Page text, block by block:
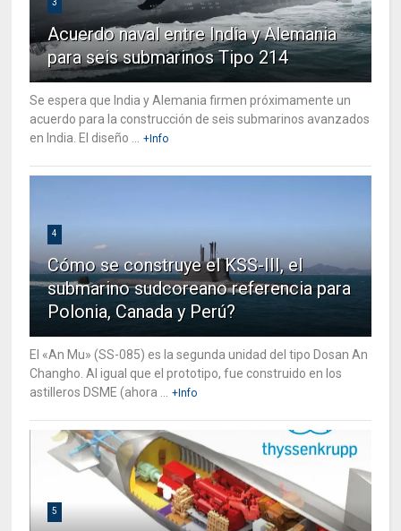
3
Acuerdo naval entre India y Alemania
para seis submarinos Tipo 214
Se espera que India y Alemania firmen próximamente un
acuerdo para la construcción de seis submarinos avanzados
en India. El diseño ... +Info
4
Cómo se construye el KSS-III, el
submarino sudcoreano referencia para
Polonia, Canada y Perú?
El «An Mu» (SS-085) es la segunda unidad del tipo Dosan An
Changho. Al igual que el prototipo, fue construido en los
astilleros DSME (ahora ... +Info
5